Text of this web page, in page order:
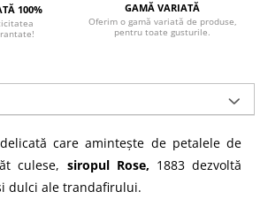
100% GAMĂ VARIATĂ
Oferim o gamă variată de produse,
pentru toate gusturile.
care amintește de petalele de
culese, siropul Rose, 1883 dezvoltă
dulci ale trandafirului.